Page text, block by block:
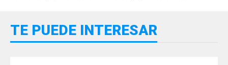
TE PUEDE INTERESAR